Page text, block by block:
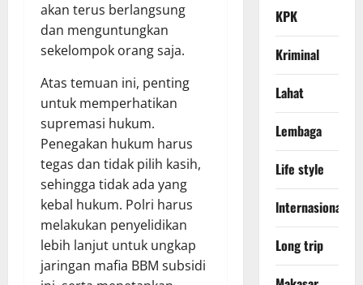
akan terus berlangsung
dan menguntungkan
sekelompok orang saja.
Atas temuan ini, penting
untuk memperhatikan
supremasi hukum.
Penegakan hukum harus
tegas dan tidak pilih kasih,
sehingga tidak ada yang
kebal hukum. Polri harus
melakukan penyelidikan
lebih lanjut untuk ungkap
jaringan mafia BBM subsidi
KPK
Kriminal
Lahat
Lembaga
Life style
lnternasional
Long trip